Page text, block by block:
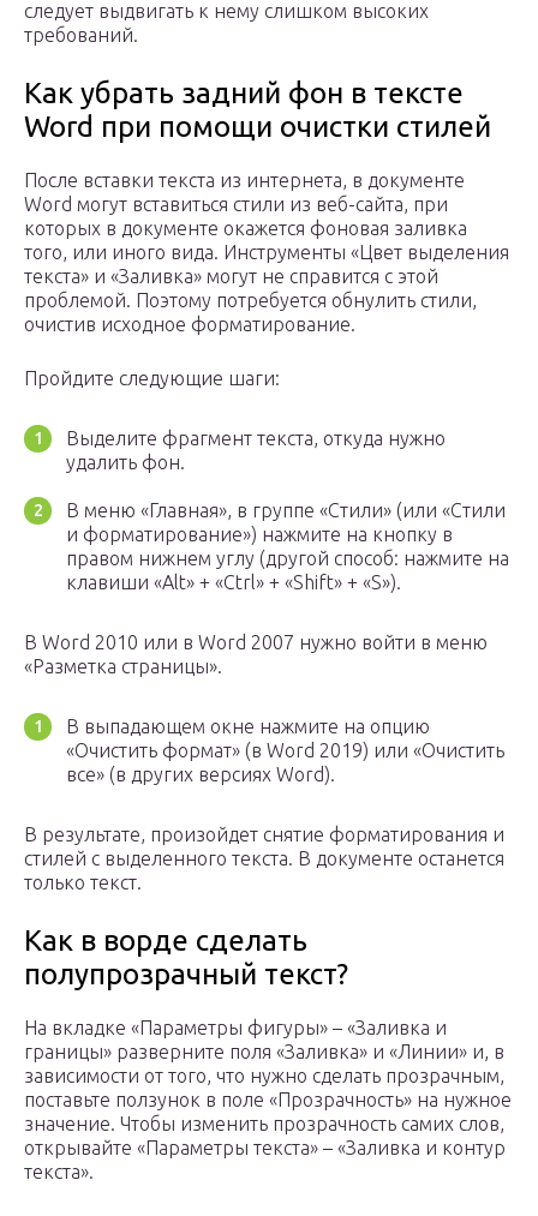
следует выдвигать к нему слишком высоких
требований.
Как убрать задний фон в тексте
Word при помощи очистки стилей
После вставки текста из интернета, в документе
Word могут вставиться стили из веб-сайта, при
которых в документе окажется фоновая заливка
того, или иного вида. Инструменты «Цвет выделения
текста» и «Заливка» могут не справится с этой
проблемой. Поэтому потребуется обнулить стили,
очистив исходное форматирование.
Пройдите следующие шаги:
Выделите фрагмент текста, откуда нужно
удалить фон.
В меню «Главная», в группе «Стили» (или «Стили
и форматирование») нажмите на кнопку в
правом нижнем углу (другой способ: нажмите на
клавиши «Alt» + «Ctrl» + «Shift» + «S»).
В Word 2010 или в Word 2007 нужно войти в меню
«Разметка страницы».
В выпадающем окне нажмите на опцию
«Очистить формат» (в Word 2019) или «Очистить
все» (в других версиях Word).
В результате, произойдет снятие форматирования и
стилей с выделенного текста. В документе останется
только текст.
Как в ворде сделать
полупрозрачный текст?
На вкладке «Параметры фигуры» – «Заливка и
границы» разверните поля «Заливка» и «Линии» и, в
зависимости от того, что нужно сделать прозрачным,
поставьте ползунок в поле «Прозрачность» на нужное
значение. Чтобы изменить прозрачность самих слов,
открывайте «Параметры текста» – «Заливка и контур
текста».